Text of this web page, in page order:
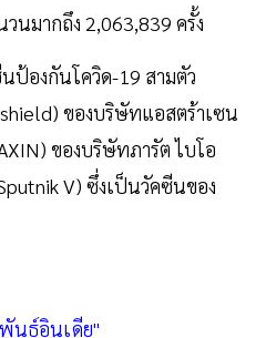
นมากถึง 2,063,839 ครั้ง
ป้องกันโควิด-19 สามตัว
ของบริษัทแอสตร้าเซน
ของบริษัทภารัต ไบโอ
V) ซึ่งเป็นวัคซีนของ
พันธุ์อินเดีย"